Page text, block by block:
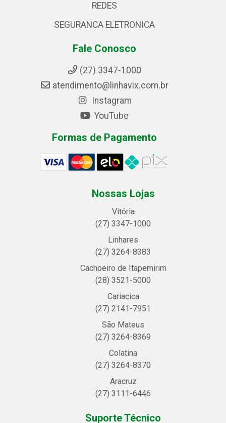
REDES
SEGURANCA ELETRONICA
Fale Conosco
(27) 3347-1000
atendimento@linhavix.com.br
Instagram
YouTube
Formas de Pagamento
Nossas Lojas
Vitória
(27) 3347-1000
Linhares
(27) 3264-8383
Cachoeiro de Itapemirim
(28) 3521-5000
Cariacica
(27) 2141-7951
São Mateus
(27) 3264-8369
Colatina
(27) 3264-8370
Aracruz
(27) 3111-6446
Suporte Técnico